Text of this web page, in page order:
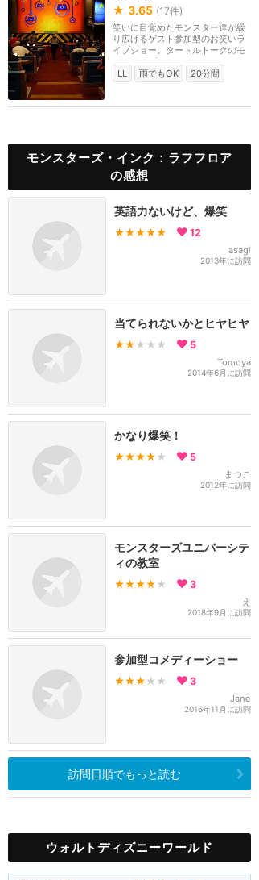
★ 3.65 (17件)
笑いに目覚めたモンスター達が繰
り広げるゲスト参加型のお笑いラ
イブショー。タートルトークのモ
ンスターズ・イン...
LL
雨でもOK 20分間
モンスターズ・インク：ラフフロア
の感想
英語力ないけど、爆笑
★★★★★ 12
asagi
2013年に訪問
当てられないかとヒヤヒヤ
★★ ★★★ 5
Tomoya
2014年6月に訪問
かなり爆笑！
★★★★ ★ 5
まつこ
2012年に訪問
モンスターズユニバーシテ
ィの教室
★★★★ ★ 3
え
2018年9月に訪問
参加型コメディーショー
★★★ ★★ 3
Jane
2016年11月に訪問
訪問日順でもっと読む
ウォルトディズニーワールド